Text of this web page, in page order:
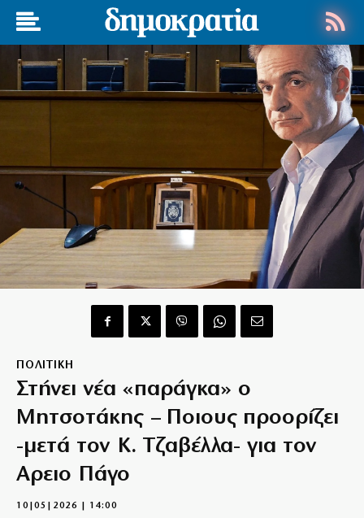
ΠΟΛΙΤΙΚΗ
Στήνει νέα «παράγκα» ο
Μητσοτάκης – Ποιους προορίζει
-μετά τον Κ. Τζαβέλλα- για τον
Αρειο Πάγο
10|05|2026 | 14:00